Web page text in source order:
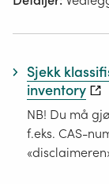
Sjekk
inventory
NB! Du må
f.eks. CAS-